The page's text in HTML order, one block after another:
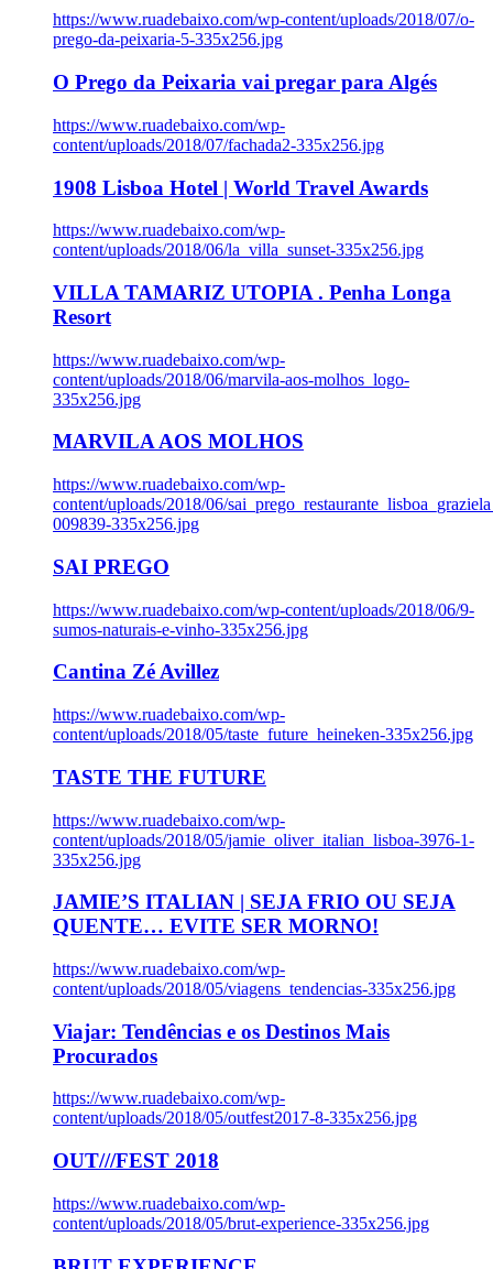
https://www.ruadebaixo.com/wp-content/uploads/2018/07/o-
prego-da-peixaria-5-335x256.jpg
O Prego da Peixaria vai pregar para Algés
https://www.ruadebaixo.com/wp-
content/uploads/2018/07/fachada2-335x256.jpg
1908 Lisboa Hotel | World Travel Awards
https://www.ruadebaixo.com/wp-
content/uploads/2018/06/la_villa_sunset-335x256.jpg
VILLA TAMARIZ UTOPIA . Penha Longa
Resort
https://www.ruadebaixo.com/wp-
content/uploads/2018/06/marvila-aos-molhos_logo-
335x256.jpg
MARVILA AOS MOLHOS
https://www.ruadebaixo.com/wp-
content/uploads/2018/06/
009839-335x256.jpg
SAI PREGO
https://www.ruadebaixo.com/wp-content/uploads/2018/06/9-
sumos-naturais-e-vinho-335x256.jpg
Cantina Zé Avillez
https://www.ruadebaixo.com/wp-
content/uploads/2018/05/taste_future_heineken-335x256.jpg
TASTE THE FUTURE
https://www.ruadebaixo.com/wp-
content/uploads/2018/05/jamie_oliver_italian_lisboa-3976-1-
335x256.jpg
JAMIE’S ITALIAN | SEJA FRIO OU SEJA
QUENTE… EVITE SER MORNO!
https://www.ruadebaixo.com/wp-
content/uploads/2018/05/viagens_tendencias-335x256.jpg
Viajar: Tendências e os Destinos Mais
Procurados
https://www.ruadebaixo.com/wp-
content/uploads/2018/05/outfest2017-8-335x256.jpg
OUT///FEST 2018
https://www.ruadebaixo.com/wp-
content/uploads/2018/05/brut-experience-335x256.jpg